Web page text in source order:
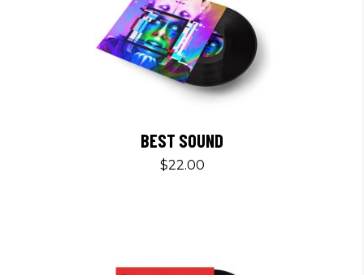
BEST SOUND
$22.00